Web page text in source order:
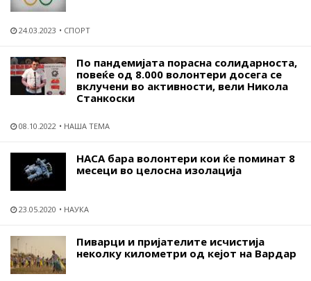
24.03.2023 СПОРТ
По пандемијата порасна солидарноста,
повеќе од 8.000 волонтери досега се
вклучени во активности, вели Никола
Станкоски
08.10.2022 НАША ТЕМА
НАСА бара волонтери кои ќе поминат 8
месеци во целосна изолација
23.05.2020 НАУКА
Пиварци и пријателите исчистија
неколку километри од кејот на Вардар